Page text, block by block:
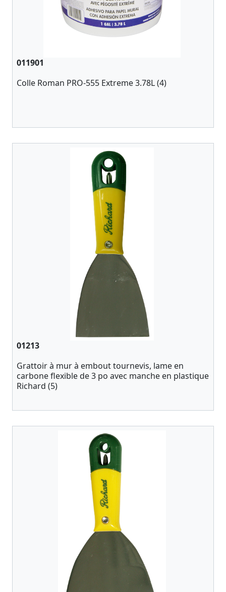
011901
Colle Roman PRO-555 Extreme 3.78L (4)
01213
Grattoir à mur à embout tournevis, lame en
carbone flexible de 3 po avec manche en plastique
Richard (5)